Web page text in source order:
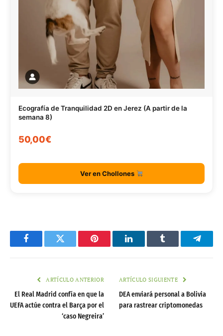
Ecografía de Tranquilidad 2D en Jerez (A partir de la
semana 8)
50,00€
Ver en Chollones
FacebookTwitter Pinterest LinkedInTumblr
ARTÍCULO ANTERIOR
El Real Madrid confía en que la
UEFA actúe contra el Barça por el
‘caso Negreira’
ARTÍCULO SIGUIENTE
DEA enviará personal a Bolivia
para rastrear criptomonedas